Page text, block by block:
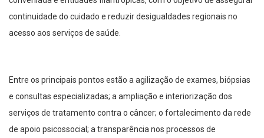
continuidade do cuidado e reduzir desigualdades regionais no
acesso aos serviços de saúde.
Entre os principais pontos estão a agilização de exames, biópsias
e consultas especializadas; a ampliação e interiorização dos
serviços de tratamento contra o câncer; o fortalecimento da rede
de apoio psicossocial; a transparência nos processos de